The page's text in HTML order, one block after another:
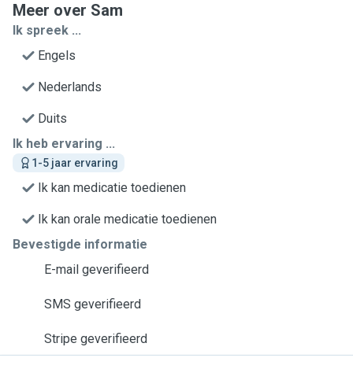
Meer over Sam
Ik spreek ...
Engels
Nederlands
Duits
Ik heb ervaring ...
1-5 jaar ervaring
Ik kan medicatie toedienen
Ik kan orale medicatie toedienen
Bevestigde informatie
E-mail geverifieerd
SMS geverifieerd
Stripe geverifieerd